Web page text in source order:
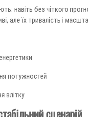
навіть без чіткого
але їх тривалість і
потужностей
влітку
сценарій